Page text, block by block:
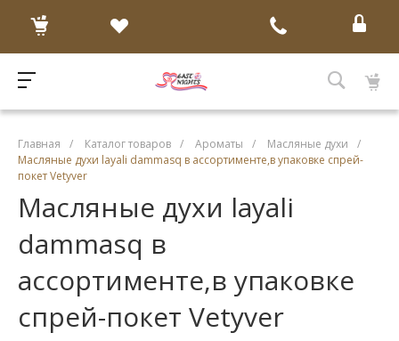
Главная / Каталог товаров / Ароматы / Масляные духи
/
Масляные духи layali dammasq в ассортименте,в упаковке спрей-
покет Vetyver
Масляные духи layali
dammasq в
ассортименте,в упаковке
спрей-покет Vetyver